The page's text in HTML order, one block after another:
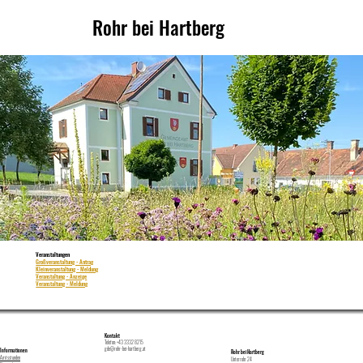
Rohr bei Hartberg
Veranstaltungen
Großveranstaltung - Antrag
Kleinveranstaltung - Meldung
Veranstaltung - Anzeige
Veranstaltung - Meldung
Informationen
Amtsstunden
Rohr bei Hartberg
Unterrohr 24
Kontakt
Telefon: +43 3332 8215
gde@rohr-bei-hartberg.at